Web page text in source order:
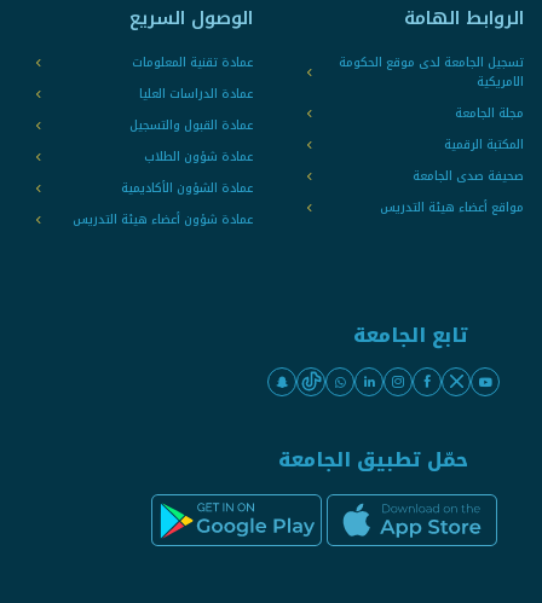
الروابط الهامة
تسجيل الجامعة لدى موقع الحكومة
الامريكية
مجلة الجامعة
المكتبة الرقمية
صحيفة صدى الجامعة
مواقع أعضاء هيئة التدريس
الوصول السريع
عمادة تقنية المعلومات
عمادة الدراسات العليا
عمادة القبول والتسجيل
عمادة شؤون الطلاب
عمادة الشؤون الأكاديمية
عمادة شؤون أعضاء هيئة التدريس
تابع الجامعة
حمّل تطبيق الجامعة